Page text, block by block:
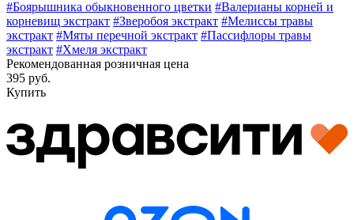
#Боярышника обыкновенного цветки #Валерианы корней и
корневищ экстракт #Зверобоя экстракт #Мелиссы травы
экстракт #Мяты перечной экстракт #Пассифлоры травы
экстракт #Хмеля экстракт
Рекомендованная розничная цена
395 руб.
Купить